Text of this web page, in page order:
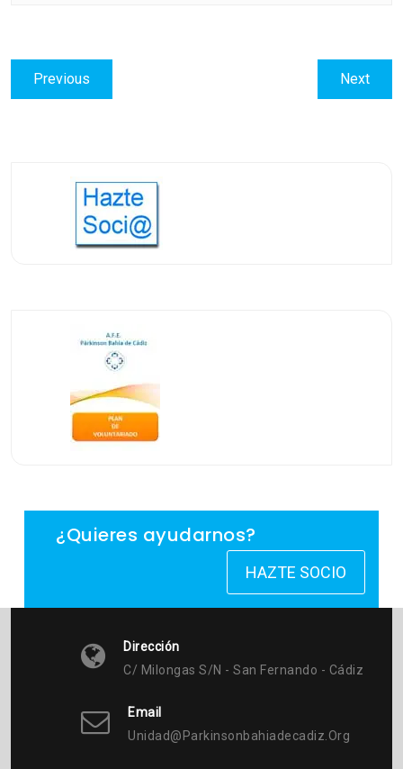
Navegación
de
Previous
post:
NextNext
post:
¿Quieres ayudarnos?
HAZTE SOCIO
Dirección
C/ Milongas S/n - San Fernando - Cádiz
Email
Unidad@parkinsonbahiadecadiz.org